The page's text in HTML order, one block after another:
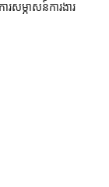
ារសម្ភាសន៍ការងារ